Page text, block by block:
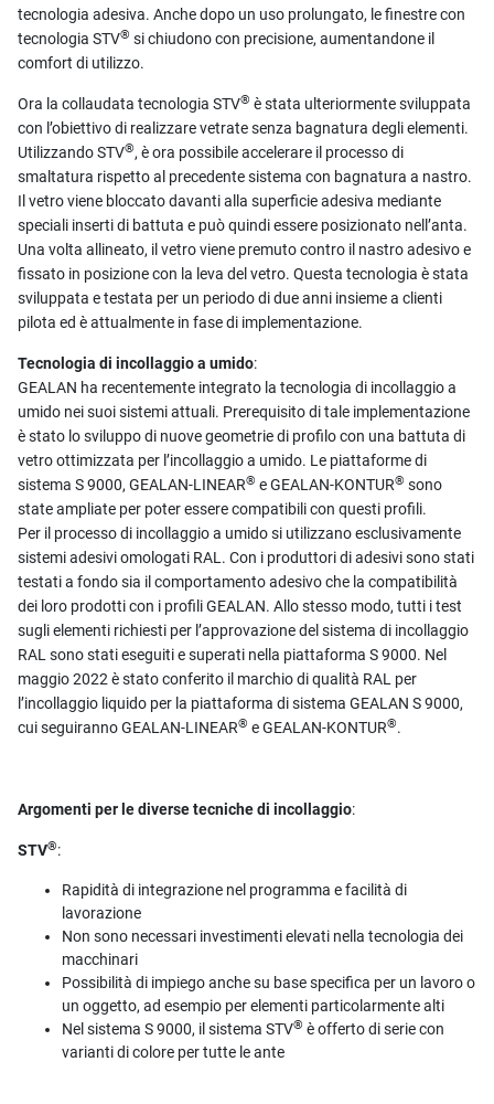
tecnologia adesiva. Anche dopo un uso prolungato, le finestre con
tecnologia STV® si chiudono con precisione, aumentandone il
comfort di utilizzo.
Ora la collaudata tecnologia STV® è stata ulteriormente sviluppata
con l’obiettivo di realizzare vetrate senza bagnatura degli elementi.
Utilizzando STV®, è ora possibile accelerare il processo di
smaltatura rispetto al precedente sistema con bagnatura a nastro.
Il vetro viene bloccato davanti alla superficie adesiva mediante
speciali inserti di battuta e può quindi essere posizionato nell’anta.
Una volta allineato, il vetro viene premuto contro il nastro adesivo e
fissato in posizione con la leva del vetro. Questa tecnologia è stata
sviluppata e testata per un periodo di due anni insieme a clienti
pilota ed è attualmente in fase di implementazione.
Tecnologia di incollaggio a umido:
GEALAN ha recentemente integrato la tecnologia di incollaggio a
umido nei suoi sistemi attuali. Prerequisito di tale implementazione
è stato lo sviluppo di nuove geometrie di profilo con una battuta di
vetro ottimizzata per l’incollaggio a umido. Le piattaforme di
sistema S 9000, GEALAN-LINEAR® e GEALAN-KONTUR® sono
state ampliate per poter essere compatibili con questi profili.
Per il processo di incollaggio a umido si utilizzano esclusivamente
sistemi adesivi omologati RAL. Con i produttori di adesivi sono stati
testati a fondo sia il comportamento adesivo che la compatibilità
dei loro prodotti con i profili GEALAN. Allo stesso modo, tutti i test
sugli elementi richiesti per l’approvazione del sistema di incollaggio
RAL sono stati eseguiti e superati nella piattaforma S 9000. Nel
maggio 2022 è stato conferito il marchio di qualità RAL per
l’incollaggio liquido per la piattaforma di sistema GEALAN S 9000,
cui seguiranno GEALAN-LINEAR® e GEALAN-KONTUR®.
Argomenti per le diverse tecniche di incollaggio:
STV®:
Rapidità di integrazione nel programma e facilità di
lavorazione
Non sono necessari investimenti elevati nella tecnologia dei
macchinari
Possibilità di impiego anche su base specifica per un lavoro o
un oggetto, ad esempio per elementi particolarmente alti
Nel sistema S 9000, il sistema STV® è offerto di serie con
varianti di colore per tutte le ante